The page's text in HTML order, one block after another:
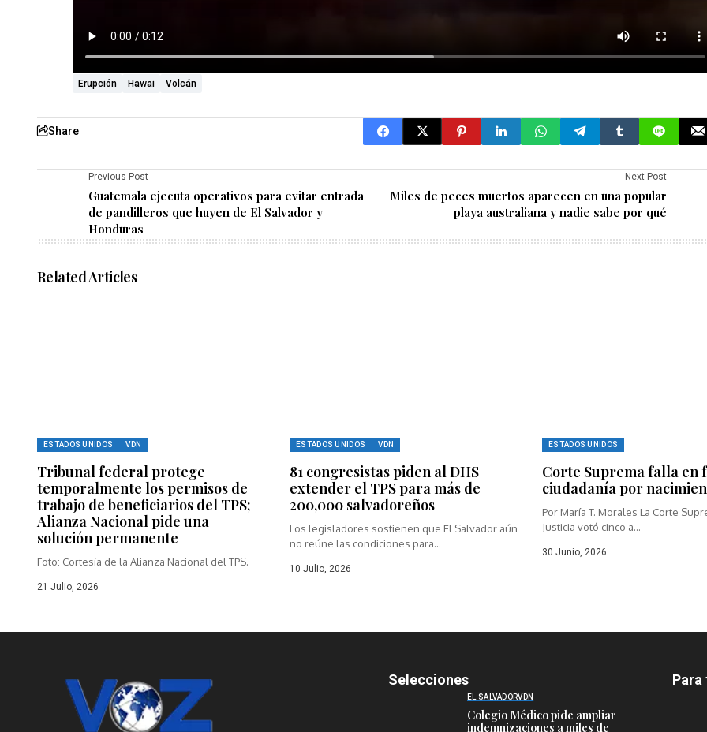
Erupción Hawai Volcán
Share
Previous Post
Guatemala ejecuta operativos para evitar entrada
de pandilleros que huyen de El Salvador y
Honduras
Next Post
Miles de peces muertos aparecen en una popular
playa australiana y nadie sabe por qué
Related Articles
ESTADOS UNIDOS VDN
Tribunal federal protege
temporalmente los permisos de
trabajo de beneficiarios del TPS;
Alianza Nacional pide una
solución permanente
Foto: Cortesía de la Alianza Nacional del TPS.
21 Julio, 2026
ESTADOS UNIDOS VDN
81 congresistas piden al DHS
extender el TPS para más de
200,000 salvadoreños
Los legisladores sostienen que El Salvador aún
no reúne las condiciones para...
10 Julio, 2026
ESTADOS UNIDOS
Corte Suprema falla en
ciudadanía por
Por María T. Morales La Corte
Justicia votó cinco a...
30 Junio, 2026
Selecciones
EL SALVADORVDN
Colegio Médico pide ampliar
indemnizaciones a miles de
Para